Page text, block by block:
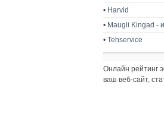
• Harvid
• Maugli Kingad -
• Tehservice
Онлайн рейтинг
ваш веб-сайт,